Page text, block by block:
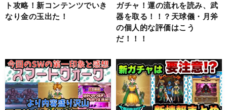
ト攻略！新コンテンツでいき
なり金の玉出た！
ガチャ！運の流れを読み、武
器を取る！！？天球儀・月斧
の個人的な評価はこう
だ！！！